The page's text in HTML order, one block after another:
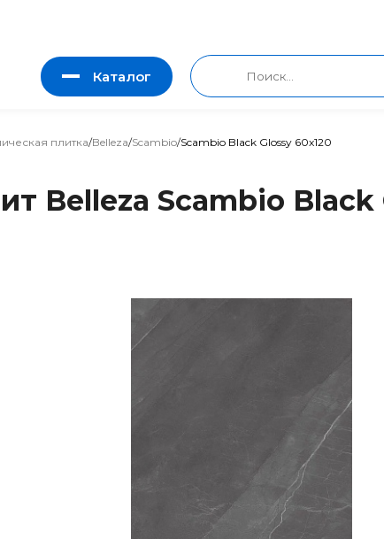
Каталог
плитка/Belleza/Scambio/Scambio Black Glossy 60x120
Belleza Scambio Black